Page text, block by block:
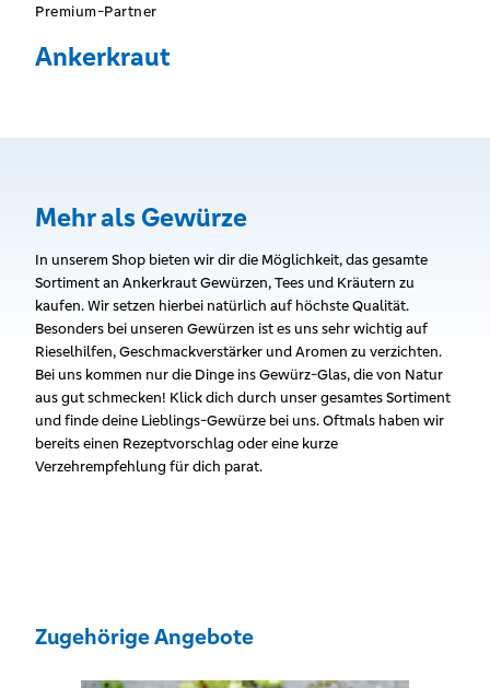
Premium-Partner
Ankerkraut
Mehr als Gewürze
In unserem Shop bieten wir dir die Möglichkeit, das gesamte
Sortiment an Ankerkraut Gewürzen, Tees und Kräutern zu
kaufen. Wir setzen hierbei natürlich auf höchste Qualität.
Besonders bei unseren Gewürzen ist es uns sehr wichtig auf
Rieselhilfen, Geschmackverstärker und Aromen zu verzichten.
Bei uns kommen nur die Dinge ins Gewürz-Glas, die von Natur
aus gut schmecken! Klick dich durch unser gesamtes Sortiment
und finde deine Lieblings-Gewürze bei uns. Oftmals haben wir
bereits einen Rezeptvorschlag oder eine kurze
Verzehrempfehlung für dich parat.
Zugehörige Angebote